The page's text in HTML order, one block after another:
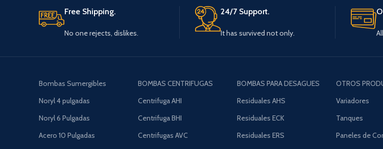
Free Shipping.
No one rejects, dislikes.
24/7 Support.
It has survived not only.
Bombas Sumergibles
Noryl 4 pulgadas
Noryl 6 Pulgadas
Acero 10 Pulgadas
BOMBAS CENTRIFUGAS
Centrifuga AHI
Centrifuga BHI
Centrifugas AVC
BOMBAS PARA DESAGUES
Residuales AHS
Residuales ECK
Residuales ERS
OTROS
Variadores
Tanques
Paneles de